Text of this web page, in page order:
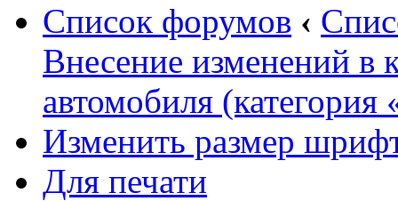
Список форумов ‹
Внесение изменений в
автомобиля (категория
Изменить размер
Для печати